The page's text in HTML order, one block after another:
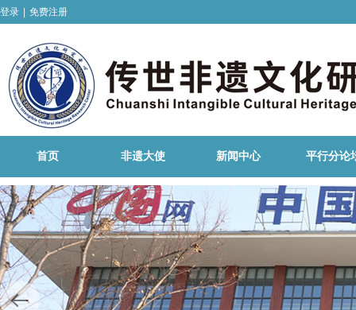
登录 免费注册
首页 非遗大使 新闻中心 平行分论